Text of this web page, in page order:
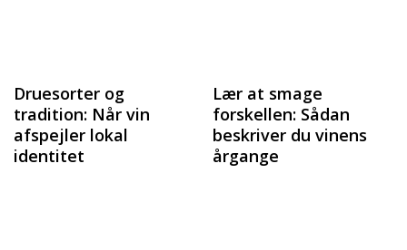
Druesorter og
tradition: Når vin
afspejler lokal
identitet
Lær at smage
forskellen: Sådan
beskriver du vinens
årgange